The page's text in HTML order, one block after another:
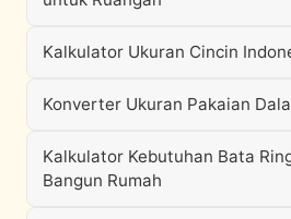
Kalkulator Ukuran Cincin
Konverter Ukuran Pakaian
Kalkulator Kebutuhan Bata
Bangun Rumah